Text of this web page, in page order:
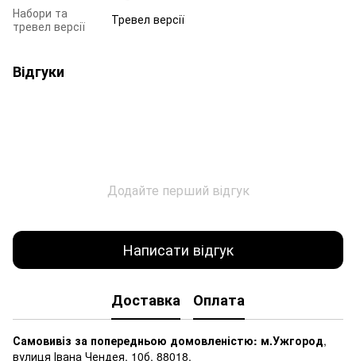
Набори та
тревел версії
Тревел версії
Відгуки
Додайте перший відгук
Написати відгук
Доставка Оплата
Самовивіз за попередньою домовленістю: м.Ужгород,
вулиця Івана Чендея, 10б, 88018.